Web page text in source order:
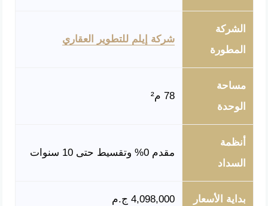
الشركة
المطورة
شركة إيلم للتطوير العقاري
مساحة
الوحدة
78 م²
أنظمة
السداد
مقدم 0% وتقسيط حتى 10 سنوات
بداية الأسعار 4,098,000 ج.م